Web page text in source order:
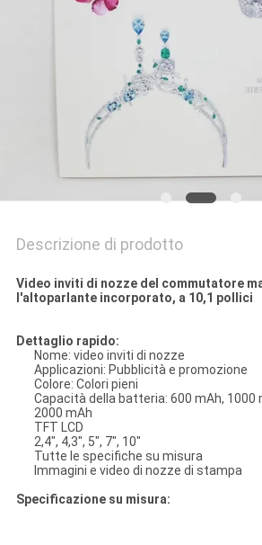
Descrizione di prodotto
Video inviti di nozze del commutatore
l'altoparlante incorporato, a 10,1 pollici
Dettaglio rapido:
Nome: video inviti di nozze
Applicazioni: Pubblicità e promozione
Colore: Colori pieni
Capacità della batteria: 600 mAh, 1000
2000 mAh
TFT LCD
2,4", 4,3", 5", 7", 10"
Tutte le specifiche su misura
Immagini e video di nozze di stampa
Specificazione su misura: